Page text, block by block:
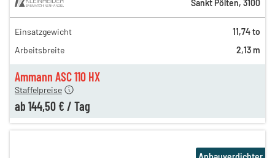
Ammann ASC 110 HX
312,00 €
212,00 €
Staffelpreise
ab 144,50 € / Tag
Sankt Pölten, 3100
Einsatzgewicht
11,74 to
Arbeitsbreite
2,13 m